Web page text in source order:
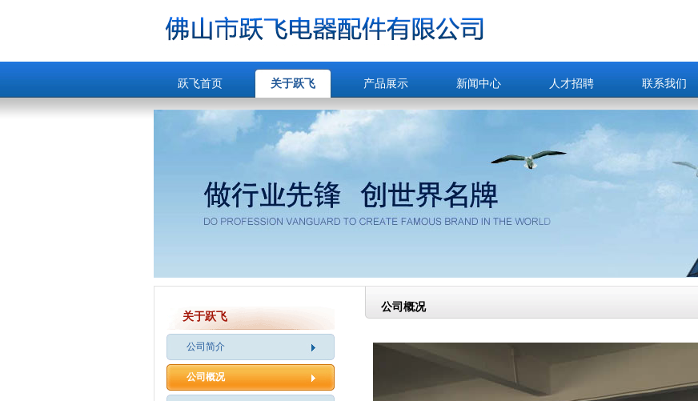
跃飞首页 关于跃飞 产品展示 新闻中心 人才招聘 联系我们
关于跃飞
公司简介
公司概况
公司概况